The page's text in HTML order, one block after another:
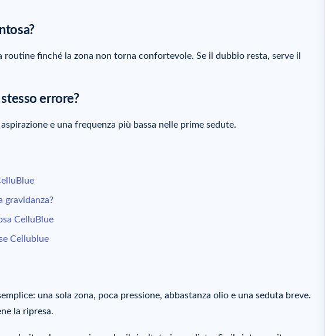
finché la zona non torna confortevole. Se il dubbio resta, serve il
errore?
e una frequenza più bassa nelle prime sedute.
gravidanza?
CelluBlue
Cellublue
una sola zona, poca pressione, abbastanza olio e una seduta breve.
la ripresa.